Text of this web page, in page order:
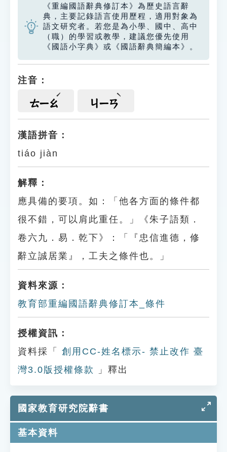
《重編國語辭典修訂本》為歷史語言辭
典，主要記錄語言使用歷程，適用對象為
語文研究者。若您是為小學、國中、高中
（職）的學習或教學，建議您優先使用
《國語小字典》或《國語辭典簡編本》。
注音：
ㄊㄧㄠ ㄐㄧㄢ
漢語拼音：
tiáo jiàn
解釋：
應具備的要項。如：「他各方面的條件都
很不錯，可以肩此重任。」《朱子語類．
卷六九．易．乾下》：「『忠信進德，修
辭立誠居業』，工夫之條件也。」
資料來源：
教育部重編國語辭典修訂本_條件
授權資訊：
資料採「
創用CC-姓名標示- 禁止改作 臺
灣3.0版授權條款
」釋出
國家教育研究院辭書
基本資料